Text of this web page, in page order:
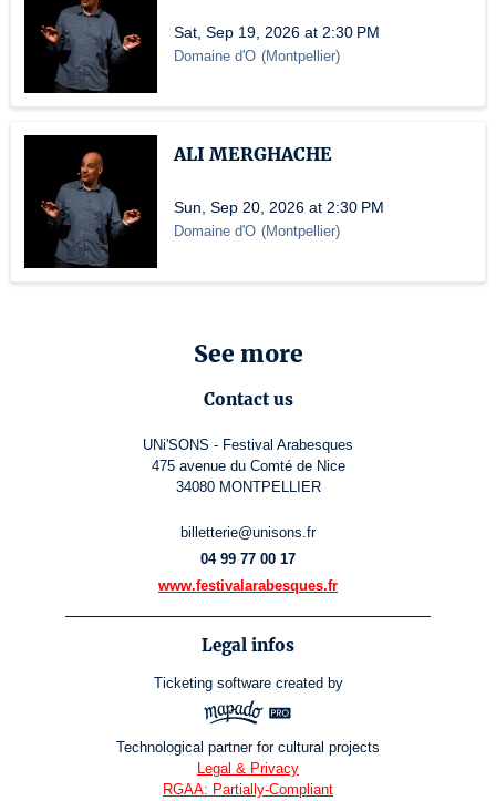
Sat, Sep 19, 2026 at 2:30 PM
Domaine d'O (Montpellier)
ALI MERGHACHE
Sun, Sep 20, 2026 at 2:30 PM
Domaine d'O (Montpellier)
See more
Contact us
UNi'SONS - Festival Arabesques
475 avenue du Comté de Nice
34080 MONTPELLIER
billetterie@unisons.fr
04 99 77 00 17
www.festivalarabesques.fr
Legal infos
Ticketing software created by
Technological partner for cultural projects
Legal & Privacy
RGAA: Partially-Compliant